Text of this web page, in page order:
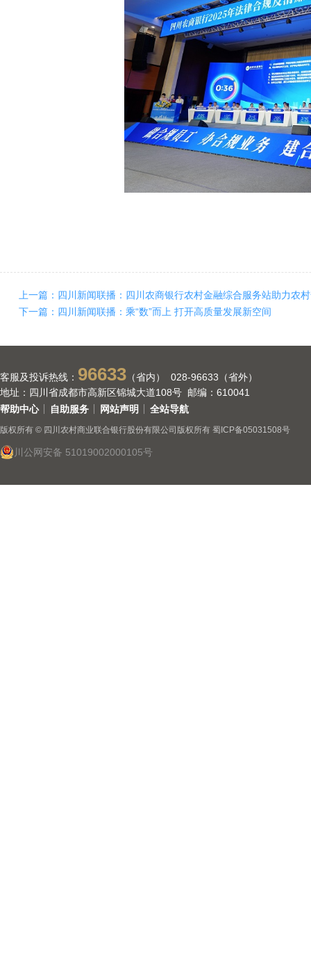
上一篇：四川新闻联播：四川农商银行农村金融综合服务站助力农
下一篇：四川新闻联播：乘“数”而上 打开高质量发展新空间
客服及投诉热线： 96633 （省内） 028-96633（省外）
地址：四川省成都市高新区锦城大道108号 邮编：610041
帮助中心
自助服务 网站声明 全站导航
版权所有 © 四川农村商业联合银行股份有限公司版权所有 蜀ICP备05031508号
川公网安备 51019002000105号